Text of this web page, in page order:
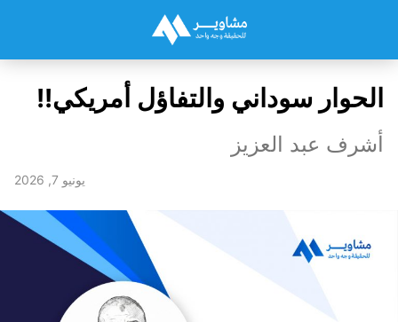
الحوار سوداني والتفاؤل أمريكي!!
أشرف عبد العزيز
يونيو 7, 2026